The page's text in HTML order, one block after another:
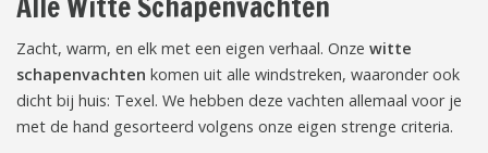
Zacht, warm, en elk met een eigen verhaal. Onze witte
schapenvachten komen uit alle windstreken, waaronder ook
dicht bij huis: Texel. We hebben deze vachten allemaal voor je
met de hand gesorteerd volgens onze eigen strenge criteria.